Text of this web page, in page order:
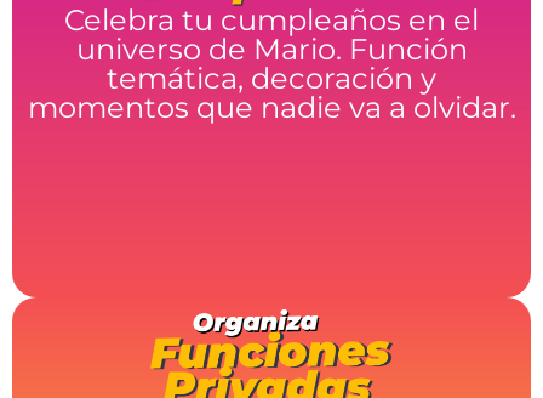
Celebra tu cumpleaños en el
universo de Mario. Función
temática, decoración y
momentos que nadie va a olvidar.